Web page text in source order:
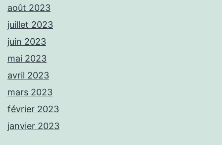
août 2023
juillet 2023
juin 2023
mai 2023
avril 2023
mars 2023
février 2023
janvier 2023